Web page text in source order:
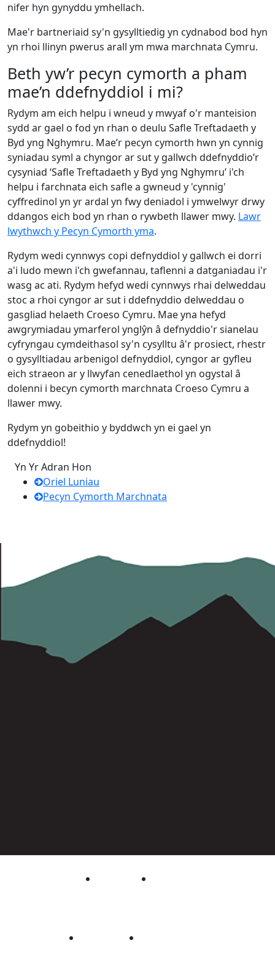
nifer hyn gynyddu ymhellach.
Mae'r bartneriaid sy'n gysylltiedig yn cydnabod bod hyn
yn rhoi llinyn pwerus arall ym mwa marchnata Cymru.
Beth yw’r pecyn cymorth a pham
mae’n ddefnyddiol i mi?
Rydym am eich helpu i wneud y mwyaf o'r manteision
sydd ar gael o fod yn rhan o deulu Safle Treftadaeth y
Byd yng Nghymru. Mae’r pecyn cymorth hwn yn cynnig
syniadau syml a chyngor ar sut y gallwch ddefnyddio’r
cysyniad ‘Safle Treftadaeth y Byd yng Nghymru’ i'ch
helpu i farchnata eich safle a gwneud y 'cynnig'
cyffredinol yn yr ardal yn fwy deniadol i ymwelwyr drwy
ddangos eich bod yn rhan o rywbeth llawer mwy. Lawr
lwythwch y Pecyn Cymorth yma.
Rydym wedi cynnwys copi defnyddiol y gallwch ei dorri
a'i ludo mewn i'ch gwefannau, taflenni a datganiadau i'r
wasg ac ati. Rydym hefyd wedi cynnwys rhai delweddau
stoc a rhoi cyngor ar sut i ddefnyddio delweddau o
gasgliad helaeth Croeso Cymru. Mae yna hefyd
awgrymiadau ymarferol ynglŷn â defnyddio'r sianelau
cyfryngau cymdeithasol sy'n cysylltu â'r prosiect, rhestr
o gysylltiadau arbenigol defnyddiol, cyngor ar gyfleu
eich straeon ar y llwyfan cenedlaethol yn ogystal â
dolenni i becyn cymorth marchnata Croeso Cymru a
llawer mwy.
Rydym yn gobeithio y byddwch yn ei gael yn
ddefnyddiol!
Yn Yr Adran Hon
Oriel Luniau
Pecyn Cymorth Marchnata